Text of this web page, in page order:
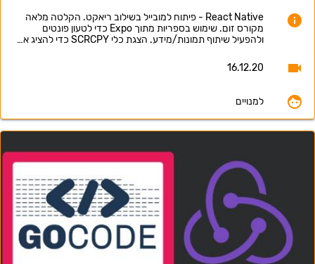
React Native - פיתוח למובייל בשילוב ריאקט. הקלטה מלאה
מקורס זום. שימוש בספריות מתוך Expo כדי לטעון פונטים
ולהפעיל שיתוף תמונות/מידע. הצגת כלי SCRCPY כדי להציג א…
16.12.20
למנויים